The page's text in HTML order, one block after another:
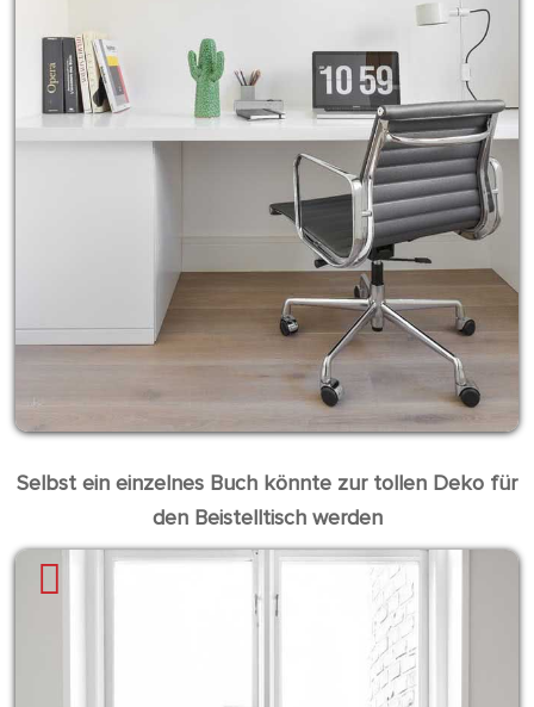
Selbst ein einzelnes Buch könnte zur tollen Deko für
den Beistelltisch werden